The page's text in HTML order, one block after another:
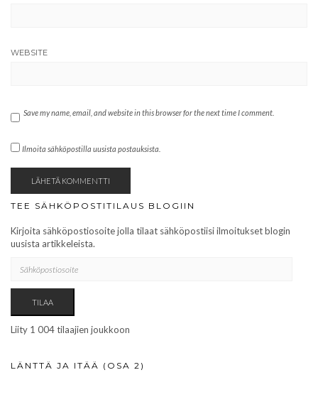
WEBSITE
Save my name, email, and website in this browser for the next time I comment.
Ilmoita sähköpostilla uusista postauksista.
TEE SÄHKÖPOSTITILAUS BLOGIIN
Kirjoita sähköpostiosoite jolla tilaat sähköpostiisi ilmoitukset blogin
uusista artikkeleista.
TILAA
Liity 1 004 tilaajien joukkoon
LÄNTTÄ JA ITÄÄ (OSA 2)